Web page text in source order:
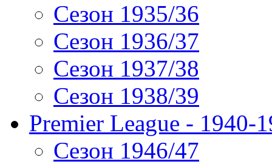
Сезон 1935/36
Сезон 1936/37
Сезон 1937/38
Сезон 1938/39
Premier League - 1940-
Сезон 1946/47